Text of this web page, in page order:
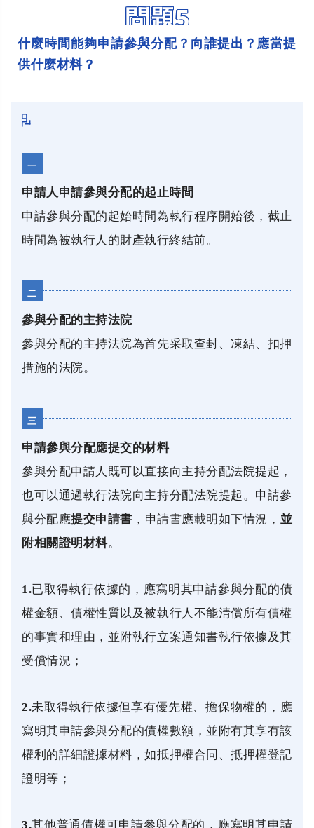
問題5
什麼時間能夠申請參與分配？向誰提出？應當提
供什麼材料？
一
申請人申請參與分配的起止時間
申請參與分配的起始時間為執行程序開始後，截止
時間為被執行人的財產執行終結前。
二
參與分配的主持法院
參與分配的主持法院為首先采取查封、凍結、扣押
措施的法院。
三
申請參與分配應提交的材料
參與分配申請人既可以直接向主持分配法院提起，
也可以通過執行法院向主持分配法院提起。申請參
與分配應提交申請書 ，申請書應載明如下情況， 並
附相關證明材料。
1.已取得執行依據的，應寫明其申請參與分配的債
權金額、債權性質以及被執行人不能清償所有債權
的事實和理由，並附執行立案通知書執行依據及其
受償情況；
2.未取得執行依據但享有優先權、擔保物權的，應
寫明其申請參與分配的債權數額，並附有其享有該
權利的詳細證據材料，如抵押權合同、抵押權登記
證明等；
3.其他普通債權可申請參與分配的，應寫明其申請